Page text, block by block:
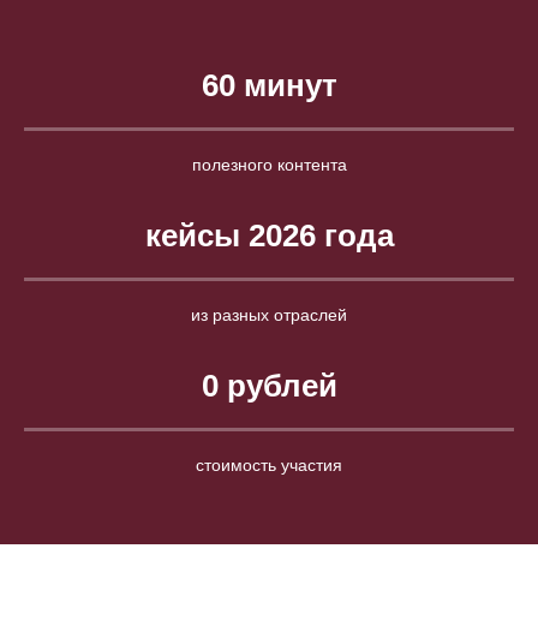
60 минут
полезного контента
кейсы 2026 года
из разных отраслей
0 рублей
стоимость участия